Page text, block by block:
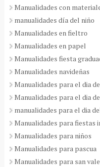
Manualidades con
manualidades día del niño
Manualidades en fieltro
Manualidades en papel
Manualidades fiesta
Manualidades navideñas
Manualidades para el dia
Manualidades para el dia
manualidades para el dia
Manualidades para fiestas
Manualidades para niños
Manualidades para pascua
Manualidades para san